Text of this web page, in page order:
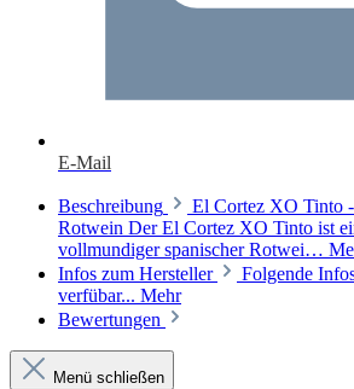
E-Mail
Beschreibung
El Cortez XO Tinto
Rotwein Der El Cortez XO Tinto ist
vollmundiger spanischer Rotwei…
Infos zum Hersteller
Folgende
verfübar... Mehr
Bewertungen
Menü schließen